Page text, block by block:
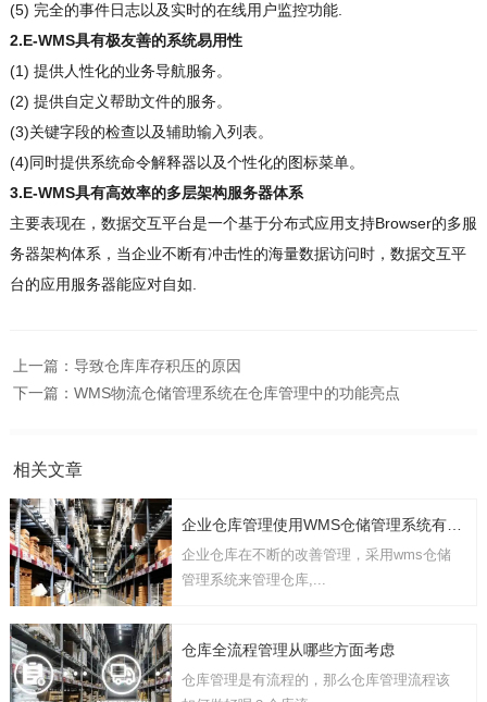
(5) 完全的事件日志以及实时的在线用户监控功能.
2.E-WMS具有极友善的系统易用性
(1) 提供人性化的业务导航服务。
(2) 提供自定义帮助文件的服务。
(3)关键字段的检查以及辅助输入列表。
(4)同时提供系统命令解释器以及个性化的图标菜单。
3.E-WMS具有高效率的多层架构服务器体系
主要表现在，数据交互平台是一个基于分布式应用支持Browser的多服
务器架构体系，当企业不断有冲击性的海量数据访问时，数据交互平
台的应用服务器能应对自如.
上一篇： 导致仓库库存积压的原因
下一篇： WMS物流仓储管理系统在仓库管理中的功能亮点
相关文章
企业仓库在不断的改善管理，采用wms仓储
管理系统来管理仓库,...
仓库全流程管理从哪些方面考虑
仓库管理是有流程的，那么仓库管理流程该